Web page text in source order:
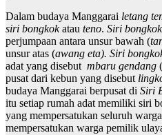
Dalam budaya Manggarai letang
siri bongkokatau teno. Siri bongkok
perjumpaan antara unsur bawah (
unsur atas (awang eta). Siri
adat yang disebut mbaru gendang
pusat dari kebun yang disebut
budaya Manggarai berpusat di Siri
itu setiap rumah adat memiliki siri
yang mempersatukan seluruh
mempersatukan warga pemilik